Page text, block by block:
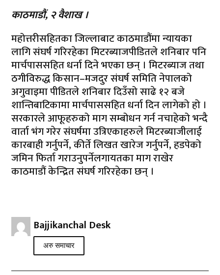
काठमाडौं, २ वैशाख ।
महोत्तरीसहितका जिल्लाबाट काठमाडौंमा न्यायका
लागि संघर्ष गरिरहेका मिटरब्याजपीडितले शनिबार पनि
मार्चपाससहित धर्ना दिने भएका छन् । मिटरब्याज तथा
ठगीविरुद्ध किसान–मजदुर संघर्ष समिति नेपालको
अगुवाइमा पीडितले शनिबार दिउँसो साढे १२ बजे
शान्तिबाटिकामा मार्चपाससहित धर्ना दिन लागेको हो ।
सरकारले आफूहरुको माग सम्बोधन गर्न नचाहेको भन्दै
वार्ता भंग गरेर संघर्षमा उत्रिएकाहरुले मिटरब्याजीलाई
कारबाही गर्नुपर्ने, कीर्ते लिखत खारेज गर्नुपर्ने, हडपेको
जमिन फिर्ता गराउनुपर्नेलगायतका माग राखेर
काठमाडौं केन्द्रित संघर्ष गरिरहेका छन् ।
Bajjikanchal Desk
अरु समाचार